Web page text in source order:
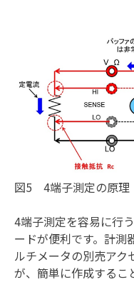
図5 4端子測定の原理
4端子測定を容易に行
ードが便利です。計測
ルチメータの別売ア
が、簡単に作成するこ